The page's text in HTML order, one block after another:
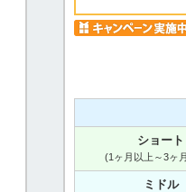
ショート
(1ヶ月以上～3ヶ
ミドル